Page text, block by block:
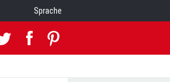
Sprache